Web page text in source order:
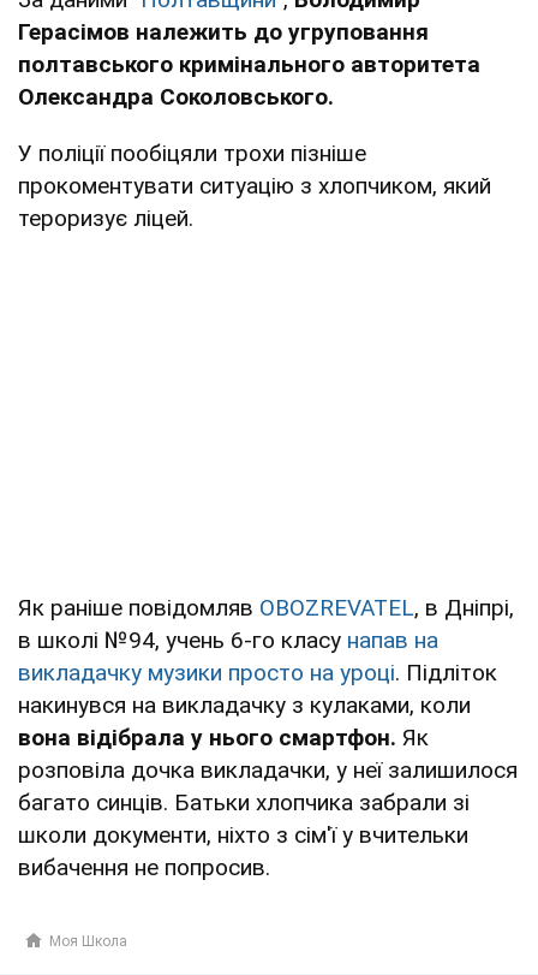
Герасімов належить до угруповання
полтавського кримінального авторитета
Олександра Соколовського.
У поліції пообіцяли трохи пізніше
прокоментувати ситуацію з хлопчиком, який
тероризує ліцей.
Як раніше повідомляв OBOZREVATEL, в Дніпрі,
в школі №94, учень 6-го класу напав на
викладачку музики просто на уроці. Підліток
накинувся на викладачку з кулаками, коли
вона відібрала у нього смартфон. Як
розповіла дочка викладачки, у неї залишилося
багато синців. Батьки хлопчика забрали зі
школи документи, ніхто з сім'ї у вчительки
вибачення не попросив.
Моя Школа